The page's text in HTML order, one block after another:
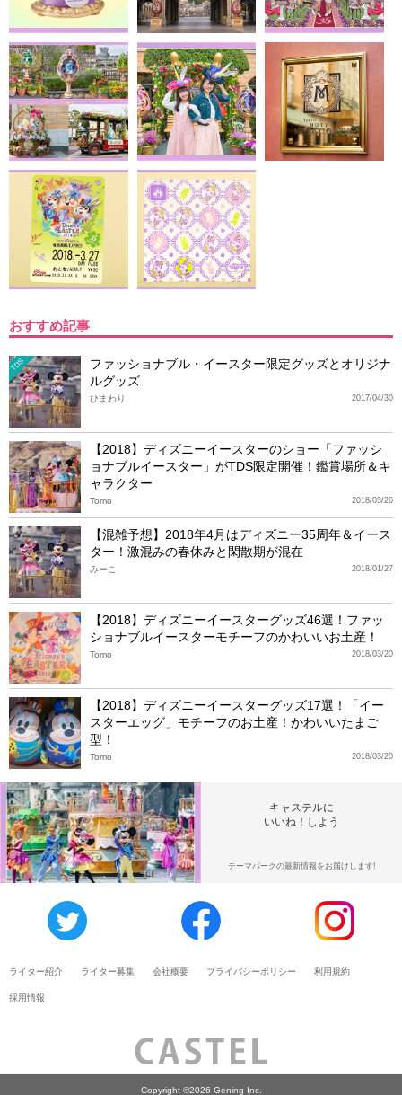
おすすめ記事
TDS
ファッショナブル・イースター限定グッズとオリジナ
ルグッズ
2017/04/30
ひまわり
【2018】ディズニーイースターのショー「ファッシ
ョナブルイースター」がTDS限定開催！鑑賞場所＆キ
ャラクター
2018/03/26
Tomo
【混雑予想】2018年4月はディズニー35周年＆イース
ター！激混みの春休みと閑散期が混在
2018/01/27
みーこ
【2018】ディズニーイースターグッズ46選！ファッ
ショナブルイースターモチーフのかわいいお土産！
2018/03/20
Tomo
【2018】ディズニーイースターグッズ17選！「イー
スターエッグ」モチーフのお土産！かわいいたまご
型！
2018/03/20
Tomo
キャステルに
いいね！しよう
テーマパークの最新情報をお届けします!
ライター紹介 ライター募集 会社概要 プライバシーポリシー 利用規約
採用情報
Copyright ©2026 Gening Inc.